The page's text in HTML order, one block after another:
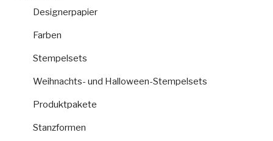
Designerpapier
Farben
Stempelsets
Weihnachts- und Halloween-Stempelsets
Produktpakete
Stanzformen